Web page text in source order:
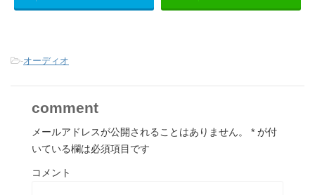
-オーディオ
comment
メールアドレスが公開されることはありません。 * が付
いている欄は必須項目です
コメント